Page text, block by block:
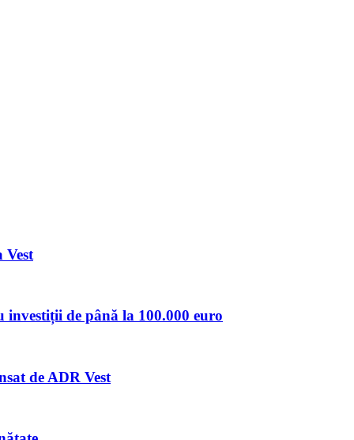
Vest
de până la 100.000 euro
de ADR Vest